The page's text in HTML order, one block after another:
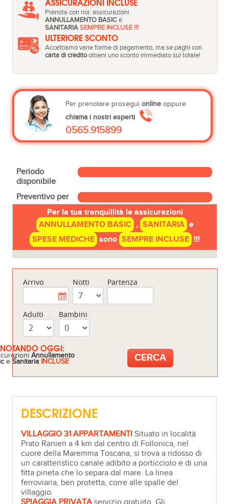
Prenota con noi: assicurazioni
ANNULLAMENTO BASIC e
SANITARIA SEMPRE INCLUSE !!!
ULTERIORE SCONTO
Accettiamo varie forme di pagamento, ma se paghi con
carta di creditoottieni uno sconto immediato sul totale!
Per prenotare prosegui onlineoppure
chiama i nostri esperti
0565.915899
Periodo
disponibile
Preventivo per
Per la tua tranquillità le assicurazioni
ANNULLAMENTO BASIC , SANITARIA e
SPESE MEDICHE sono SEMPRE INCLUSE !!!
Arrivo Notti Partenza
Adulti Bambini
OGGI:
Annullamento
eSanitaria INCLUSE
DESCRIZIONE
VILLAGGIO 31 APPARTAMENTI Situato in località
Prato Ranieri a 4 km dal centro di Follonica, nel
cuore della Maremma Toscana, si trova a ridosso di
un caratteristico canale adibito a porticciolo e di una
fitta pineta che lo separa dal mare. La linea
ferroviaria, ben protetta, corre alle spalle del
villaggio.